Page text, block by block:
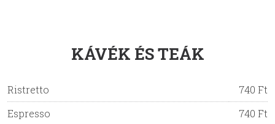
KÁVÉK ÉS TEÁK
Ristretto
740 Ft
Espresso
740 Ft